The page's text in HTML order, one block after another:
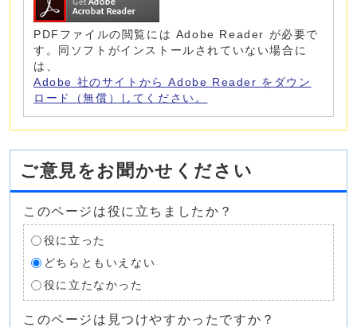
PDFファイルの閲覧には Adobe Reader が必要で
す。同ソフトがインストールされていない場合に
は、
Adobe 社のサイトから Adobe Reader をダウン
ロード（無償）してください。
ご意見をお聞かせください
このページは役に立ちましたか？
役に立った
どちらともいえない
役に立たなかった
このページは見つけやすかったですか？